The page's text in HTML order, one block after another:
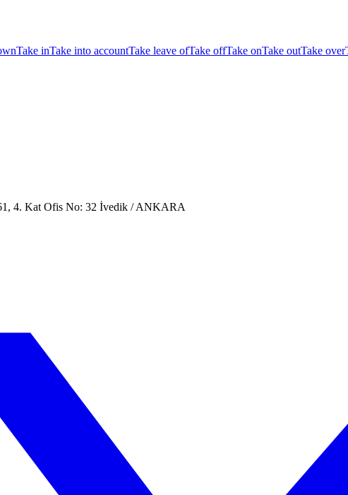
Take inTake into accountTake leave ofTake offTake onTake outTake over
4. Kat Ofis No: 32 İvedik / ANKARA